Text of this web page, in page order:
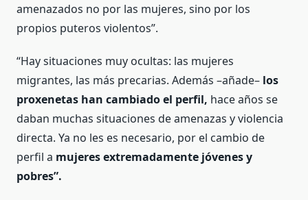
amenazados no por las mujeres, sino por los
propios puteros violentos”.
“Hay situaciones muy ocultas: las mujeres
migrantes, las más precarias. Además –añade– los
proxenetas han cambiado el perfil, hace años se
daban muchas situaciones de amenazas y violencia
directa. Ya no les es necesario, por el cambio de
perfil a mujeres extremadamente jóvenes y
pobres”.